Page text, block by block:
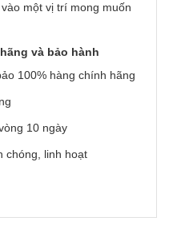
một vị trí mong muốn
và bảo hành
hàng chính hãng
ngày
linh hoạt